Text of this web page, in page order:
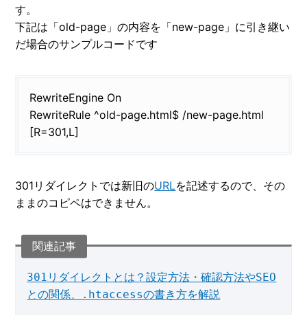
す。
下記は「old-page」の内容を「new-page」に引き継い
だ場合のサンプルコードです
RewriteEngine On
RewriteRule ^old-page.html$ /new-page.html
[R=301,L]
301リダイレクトでは新旧のURLを記述するので、その
ままのコピペはできません。
301リダイレクトとは？設定方法・確認方法やSEO
との関係、.htaccessの書き方を解説